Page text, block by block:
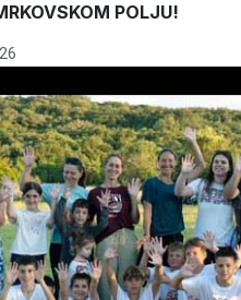
POLJU!